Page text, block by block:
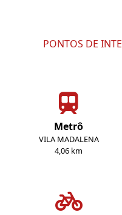
PONTOS DE
Metrô
VILA MADALENA
4,06 km